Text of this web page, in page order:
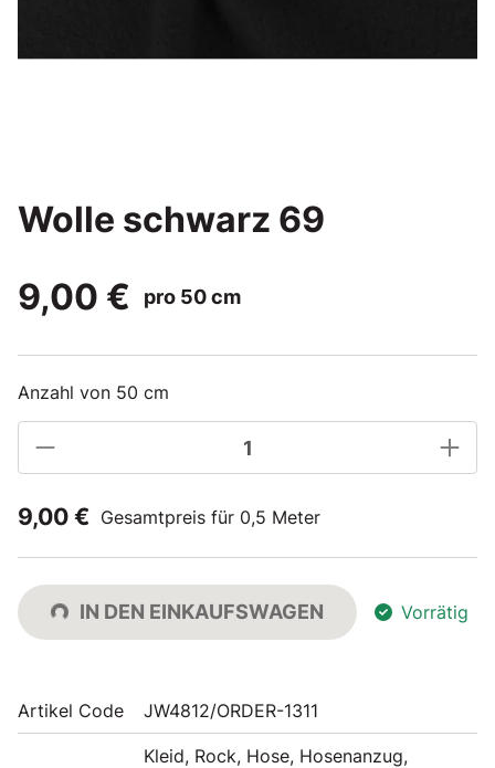
Wolle schwarz 69
9,00 €
pro 50 cm
Anzahl von 50 cm
9,00 € Gesamtpreis für 0,5 Meter
IN DEN EINKAUFSWAGEN Vorrätig
Artikel Code JW4812/ORDER-1311
Kleid, Rock, Hose, Hosenanzug,